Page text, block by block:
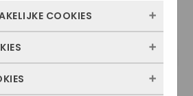
COOKIES
ervoor dat de website
uitgezet. Meestal
zien we hoe vaak onze